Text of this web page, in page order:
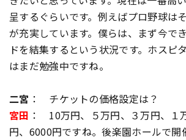
呈するぐらいです。例えばプロ野球は
が充実しています。僕らは、まず今で
ドを結集するという状況です。ホスピ
はまだ勉強中ですね。
二宮 ： チケットの価格設定は？
宮田 ： 10万円、５万円、３万円、１
円、6000円ですね。後楽園ホールで開